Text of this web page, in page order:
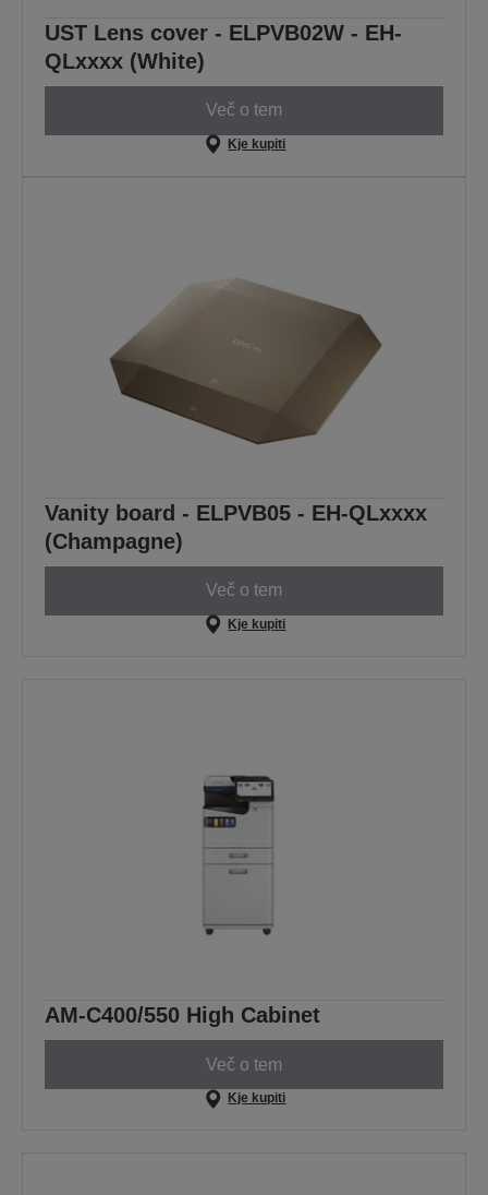
UST Lens cover - ELPVB02W - EH-
QLxxxx (White)
Več o tem
Kje kupiti
Vanity board - ELPVB05 - EH-QLxxxx
(Champagne)
Več o tem
Kje kupiti
AM-C400/550 High Cabinet
Več o tem
Kje kupiti